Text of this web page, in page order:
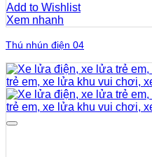
Add to Wishlist
Xem nhanh
Thú nhún điện 04